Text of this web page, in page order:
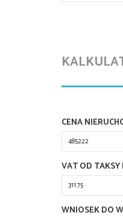
CENA
VAT OD TAKSY
WNIOSEK DO